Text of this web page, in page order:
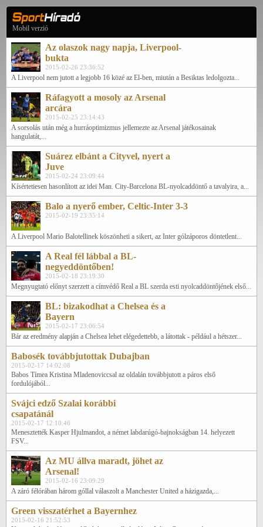
Mobil verzió
Az olaszok nagy napja, Liverpool-
bukta
2015-02-26 23:36:52
A Liverpool nem jutott a legjobb 16 közé az El-ben, miután a Besiktas ledolgozta...
Ráfagyott a mosoly az Arsenal
arcára
2015-02-25 23:14:43
A sorsolás után még a hurráoptimizmus jellemezte az Arsenal játékosainak
hangulatát,...
Suárez elbánt a Cityvel, nyert a
Juve
2015-02-24 23:09:44
Kísértetiesen hasonlított az idei Man. City-Barcelona BL-nyolcaddöntő a tavalyira, a...
Balo a nyerő ember, Celtic-Inter 3-3
2015-02-19 23:35:14
A Liverpool Mario Balotellinek köszönheti a sikert, az Inter gólzáporos döntetlent...
A Real fél lábbal a BL-
negyeddöntőben!
2015-02-18 23:19:30
Megnyugtató előnyt szerzett a címvédő Real a BL szerda esti nyolcaddöntőjének első...
BL: bizakodhat a Chelsea és a
Bayern
2015-02-17 23:06:54
Bár az eredmény alapján a Chelsea lehet elégedettebb, a látottak - például a hétszer...
Babosék továbbjutottak Dubajban
2015-02-17 14:02:08
Babos Tímea Kristina Mladenoviccsal az oldalán továbbjutott a páros első
fordulójából...
Svájci edző Szalai korábbi
csapatánál
2015-02-17 12:10:46
Menesztették Kasper Hjulmandot, a német labdarúgó-bajnokságban 14. helyezett
FSV...
Az MU állva maradt, jöhet az
Arsenal!
2015-02-16 23:09:29
A záró félórában három góllal válaszolt a Manchester United a házigazda,...
Green visszatérhet a Bayernhez
2015-02-16 21:52:53